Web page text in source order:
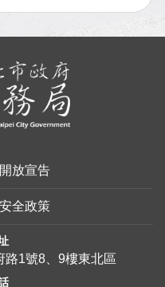
放宣告
全政策
路1號8、9樓東北區